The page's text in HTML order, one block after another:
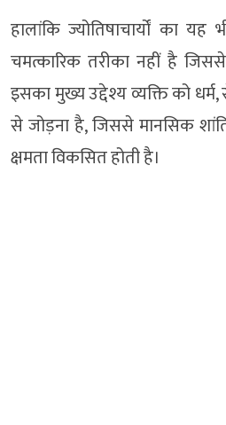
हालांकि ज्योतिषाचार्यों का
चमत्कारिक तरीका नहीं है
इसका मुख्य उद्देश्य व्यक्ति को
से जोड़ना है, जिससे मानसिक
क्षमता विकसित होती है।